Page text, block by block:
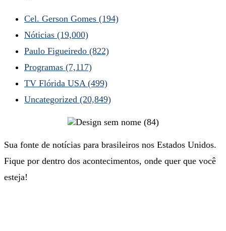
Cel. Gerson Gomes (194)
Nóticias (19,000)
Paulo Figueiredo (822)
Programas (7,117)
TV Flórida USA (499)
Uncategorized (20,849)
Sua fonte de notícias para brasileiros nos Estados Unidos.
Fique por dentro dos acontecimentos, onde quer que você
esteja!